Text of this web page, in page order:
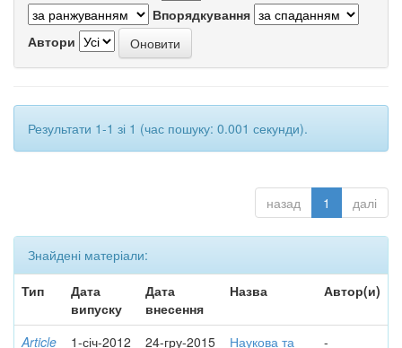
Впорядкування
Автори
Результати 1-1 зі 1 (час пошуку: 0.001 секунди).
назад 1 далі
Знайдені матеріали:
Тип
Дата
випуску
Дата
внесення
Назва Автор(и)
Article 1-січ-2012 24-гру-2015
Наукова та
-